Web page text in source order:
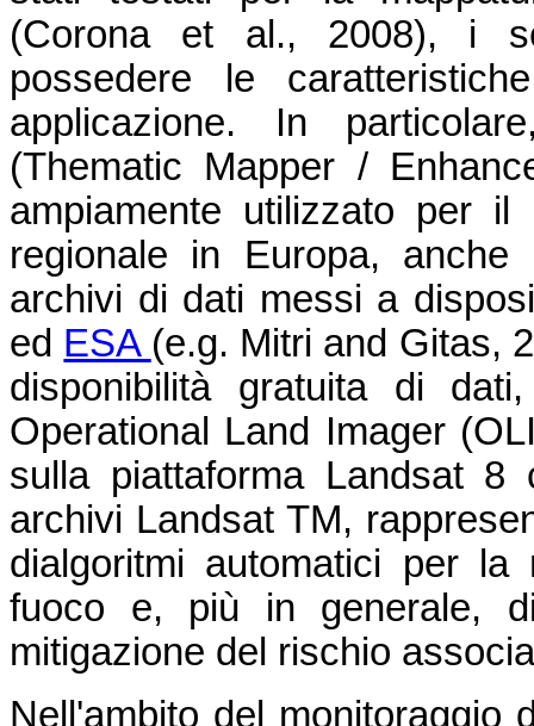
(Corona et al., 2008), i
possedere le
applicazione. In
(Thematic Mapper /
ampiamente utilizzato per
regionale in Europa,
archivi di dati messi a
ed ESA (e.g. Mitri and Gitas,
disponibilità gratuita di
Operational Land Imager
sulla piattaforma Landsat 8
archivi Landsat TM,
dialgoritmi automatici per
fuoco e, più in generale,
mitigazione del rischio
Nell'ambito del monitoraggio